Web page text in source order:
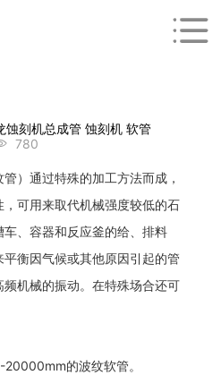
刻机总成管 蚀刻机 软管
780
）通过特殊的加工方法而成，
可用来取代机械强度较低的石
、容器和反应釜的给、排料
衡因气候或其他原因引起的管
机械的振动。在特殊场合还可
的波纹软管。